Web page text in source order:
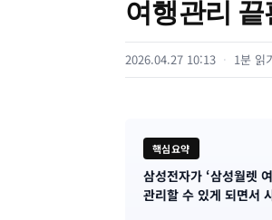
여행관리
2026.04.27 10:13 1분 읽
핵심요약
기
삼성전자가 ‘삼성월렛
관리할 수 있게 되면서